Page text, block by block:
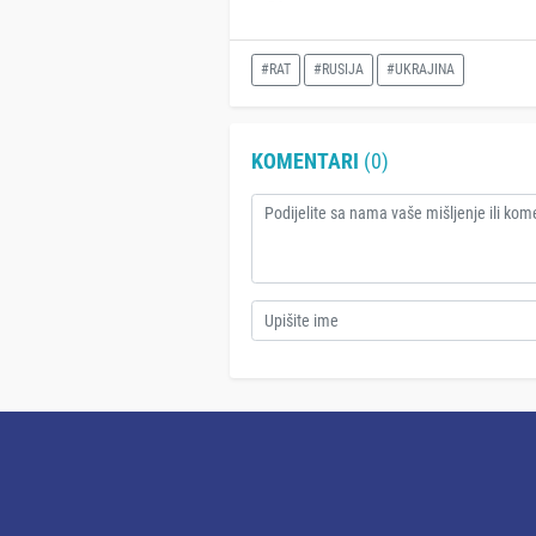
#RAT #RUSIJA #UKRAJINA
KOMENTARI (0)